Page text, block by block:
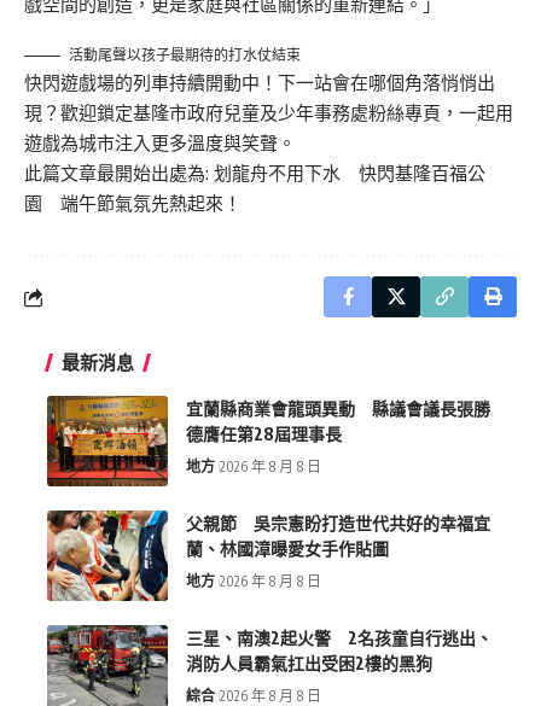
活動尾聲以孩子最期待的打水仗結束
快閃遊戲場的列車持續開動中！下一站會在哪個角落悄悄出
現？歡迎鎖定基隆市政府兒童及少年事務處粉絲專頁，一起用
遊戲為城市注入更多溫度與笑聲。
此篇文章最開始出處為: 划龍舟不用下水 快閃基隆百福公
園 端午節氣氛先熱起來！
最新消息
宜蘭縣商業會龍頭異動 縣議會議長張勝
德膺任第28屆理事長
地方 2026 年 8 月 8 日
父親節 吳宗憲盼打造世代共好的幸福宜
蘭、林國漳曝愛女手作貼圖
地方 2026 年 8 月 8 日
三星、南澳2起火警 2名孩童自行逃出、
消防人員霸氣扛出受困2樓的黑狗
綜合 2026 年 8 月 8 日